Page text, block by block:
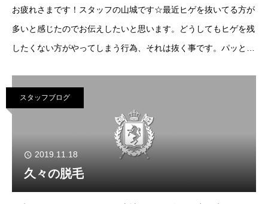
お疲れさまです！スタッフの山城です☆最近ヒゲを抜いてる方が
多いと感じたのでお伝えしたいと思います。どうしてもヒゲを残
したくない方がやってしまう行為、それは抜く事です。パッと
うしていけないのか？いやｗいけなくはないが肌
スタッフブログ
2019.11.18
久々の脱毛